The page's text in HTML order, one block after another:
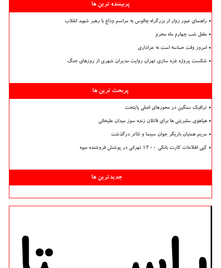
پربیننده ترین ها
راهنمای عبور زوار از بزرگراه چالوس به مراسم وداع با رهبر شهید انقلاب
مقتل شب چهارم ماه محرم
امروز وقت حماسه است نه عزاداری
شکست پروژه غزه سازی تهران روایت مدیران شهری از روزهای جنگ
پربحث ترین ها
ترافیک سنگین در محورهای اصلی پایتخت
هیاهوی سلبریتی ها برای قاتلان زنده سوز میدان علیخانی
مریم همتیان بازیگر جوان سینما و تئاتر درگذشت
کپی اطلاعات کارت بانکی ۱۲۰۰ تهرانی در پوشش فروشنده میوه
جدیدترین ها